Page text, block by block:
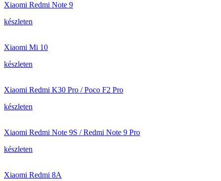
Xiaomi Redmi Note 9
készleten
Xiaomi Mi 10
készleten
Xiaomi Redmi K30 Pro / Poco F2 Pro
készleten
Xiaomi Redmi Note 9S / Redmi Note 9 Pro
készleten
Xiaomi Redmi 8A